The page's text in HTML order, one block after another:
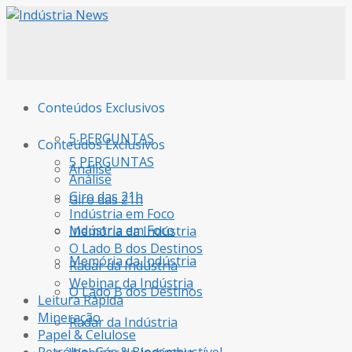
Conteúdos Exclusivos
5 PERGUNTAS
Análise
Giro das 21h
Indústria em Foco
Memória da Indústria
O Lado B dos Destinos
Radar da Indústria
Conteúdos Exclusivos
5 PERGUNTAS
Análise
Giro das 21h
Indústria em Foco
Memória da Indústria
O Lado B dos Destinos
Radar da Indústria
Webinar da Indústria
Leitura Rápida
Mineração
Papel & Celulose